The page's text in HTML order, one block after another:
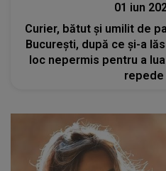
01 iun
Curier, bătut și umilit de
Bucureşti, după ce şi-a
loc nepermis pentru a
repede